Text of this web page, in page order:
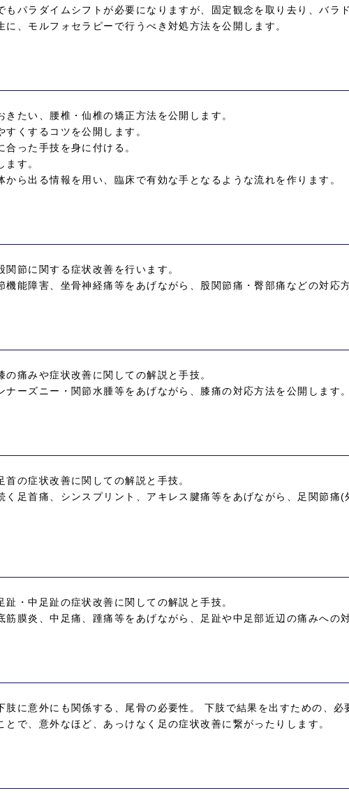
パラダイムシフトが必要になりますが、固定観念を取り去り、バラ
、モルフォセラピーで行うべき対処方法を公開します。
たい、腰椎・仙椎の矯正方法を公開します。
くするコツを公開します。
った手技を身に付ける。
す。
から出る情報を用い、臨床で有効な手となるような流れを作ります。
節に関する症状改善を行います。
能障害、坐骨神経痛等をあげながら、股関節痛・臀部痛などの対応
痛みや症状改善に関しての解説と手技。
ーズニー・関節水腫等をあげながら、膝痛の対応方法を公開します。
の症状改善に関しての解説と手技。
く足首痛、シンスプリント、アキレス腱痛等をあげながら、足関節
・中足趾の症状改善に関しての解説と手技。
膜炎、中足痛、踵痛等をあげながら、足趾や中足部近辺の痛みへの
に意外にも関係する、尾骨の必要性。 下肢で結果を出すための、必
で、意外なほど、あっけなく足の症状改善に繋がったりします。